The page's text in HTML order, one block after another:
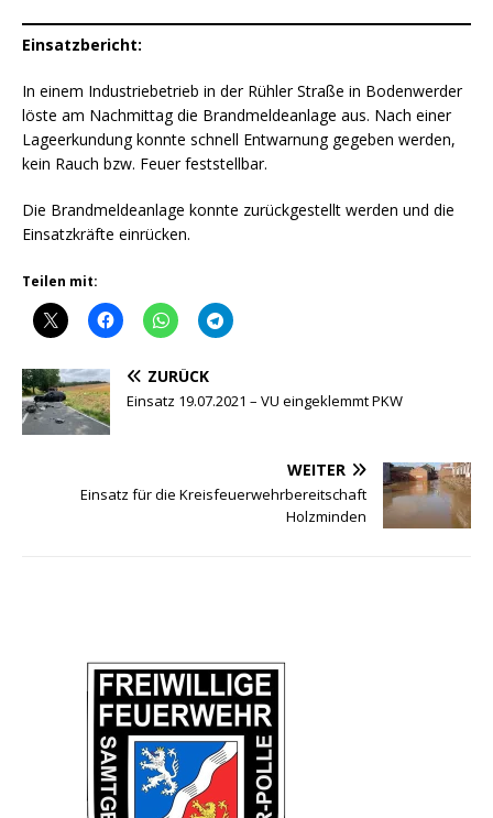
Einsatzbericht:
In einem Industriebetrieb in der Rühler Straße in Bodenwerder
löste am Nachmittag die Brandmeldeanlage aus. Nach einer
Lageerkundung konnte schnell Entwarnung gegeben werden,
kein Rauch bzw. Feuer feststellbar.
Die Brandmeldeanlage konnte zurückgestellt werden und die
Einsatzkräfte einrücken.
Teilen mit:
ZURÜCK
Einsatz 19.07.2021 – VU eingeklemmt PKW
WEITER
Einsatz für die Kreisfeuerwehrbereitschaft
Holzminden